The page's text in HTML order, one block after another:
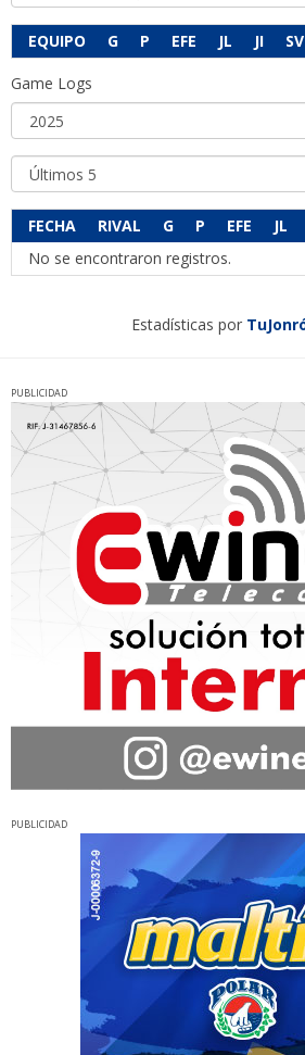
EQUIPO G P EFE JL JI SV
Game Logs
FECHA RIVAL G P EFE JL
No se encontraron registros.
Estadísticas por
PUBLICIDAD
PUBLICIDAD